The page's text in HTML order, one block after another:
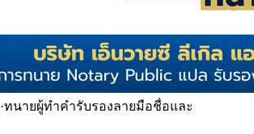
·ทนายผู้ทำคำรับรองลายมือชื่อและ